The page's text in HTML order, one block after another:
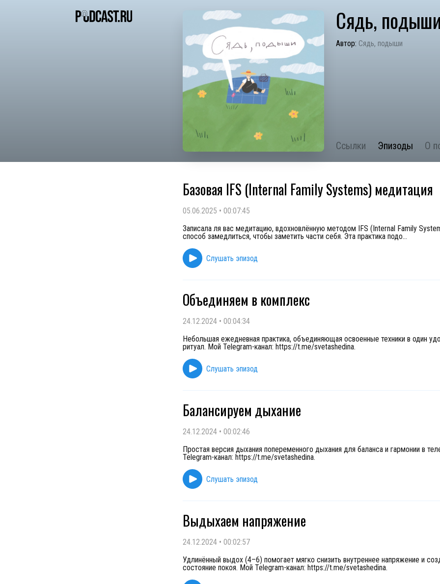
Сядь, подыши
Автор: Сядь, подыши
Ссылки Эпизоды О
Базовая IFS (Internal Family Systems) медитация
05.06.2025 • 00:07:45
Записала ля вас медитацию, вдохновлённую методом IFS (Internal Family
способ замедлиться, чтобы заметить части себя. Эта практика подо...
Слушать эпизод
Объединяем в комплекс
24.12.2024 • 00:04:34
Небольшая ежедневная практика, объединяющая освоенные техники в один
ритуал. Мой Telegram-канал: https://t.me/svetashedina.
Слушать эпизод
Балансируем дыхание
24.12.2024 • 00:02:46
Простая версия дыхания попеременного дыхания для баланса и гармонии в
Telegram-канал: https://t.me/svetashedina.
Слушать эпизод
Выдыхаем напряжение
24.12.2024 • 00:02:57
Удлинённый выдох (4–6) помогает мягко снизить внутреннее напряжение и
состояние покоя. Мой Telegram-канал: https://t.me/svetashedina.